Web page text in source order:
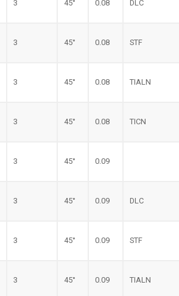
3 45° 0.08 DLC
3 45° 0.08 STF
3 45° 0.08 TIALN
3 45° 0.08 TICN
3 45° 0.09
3 45° 0.09 DLC
3 45° 0.09 STF
3 45° 0.09 TIALN